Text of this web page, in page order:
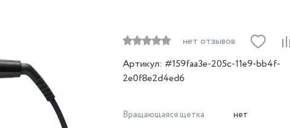
нет отзывов
Артикул: #159faa3e-205c-11e9-bb4f-
2e0f8e2d4ed6
Вращающаяся щетка
нет